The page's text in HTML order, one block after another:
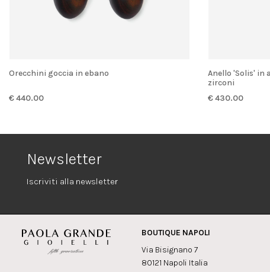
Orecchini goccia in ebano
€ 440.00
Anello 'Solis' in argento con cristallo di rocca e
zirconi
€ 430.00
Newsletter
Iscriviti alla newsletter
BOUTIQUE NAPOLI
Via Bisignano 7
80121 Napoli Italia